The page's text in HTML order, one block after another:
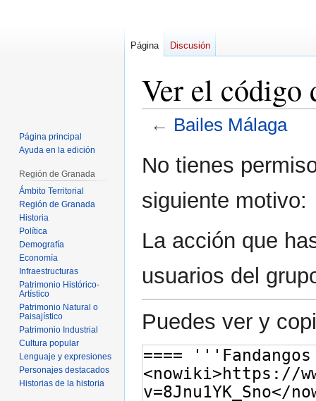
Ver el código
← Bailes Málaga
a
navegación
a
búsqueda
No tienes
siguiente motivo:
La acción que
usuarios del
Puedes ver y
Página Discusión
Página principal
Ayuda en la edición
Región de Granada
Ámbito Territorial
Región de Granada
Historia
Política
Demografía
Economía
Infraestructuras
Patrimonio Histórico-
Artístico
Patrimonio Natural o
Paisajístico
Patrimonio Industrial
Cultura popular
Lenguaje y expresiones
Personajes destacados
Historias de la historia